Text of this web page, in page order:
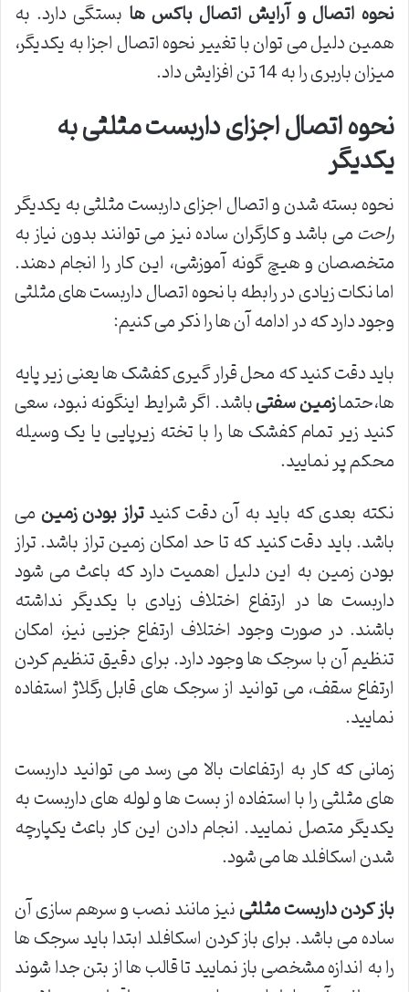
نحوه اتصال و آرایش اتصال باکس ها بستگی دارد. به
همین دلیل می توان با تغییر نحوه اتصال اجزا به یکدیگر،
میزان باربری را به 14 تن افزایش داد.
نحوه اتصال اجزای داربست مثلثی به
یکدیگر
نحوه بسته شدن و اتصال اجزای داربست مثلثی به یکدیگر
راحتمی باشد و کارگران ساده نیز می توانند بدون نیاز به
متخصصان و هیچ گونه آموزشی، این کار را انجام دهند.
اما نکات زیادی در رابطه با نحوه اتصال داربست های مثلثی
وجود دارد که در ادامه آن ها را ذکر می کنیم:
باید دقت کنید که محل قرار گیری کفشک ها یعنی زیر پایه
ها،حتمازمین سفتیباشد. اگر شرایط اینگونه نبود، سعی
کنید زیر تمام کفشک ها را با تخته زیرپایی یا یک وسیله
محکم پر نمایید.
نکته بعدی که باید به آن دقت کنیدتراز بودن زمین می
باشد. باید دقت کنید که تا حد امکان زمین تراز باشد. تراز
بودن زمین به این دلیل اهمیت دارد که باعث می شود
داربست ها در ارتفاع اختلاف زیادی با یکدیگر نداشته
باشند. در صورت وجود اختلاف ارتفاع جزیی نیز، امکان
تنظیم آن با سرجک ها وجود دارد. برای دقیق تنظیم کردن
ارتفاع سقف، می توانید از سرجک های قابل رگلاژ استفاده
نمایید.
زمانی که کار به ارتفاعات بالا می رسد می توانید داربست
های مثلثی را با استفاده از بست ها و لوله های داربست به
یکدیگر متصل نمایید. انجام دادن این کار باعث یکپارچه
شدن اسکافلد ها می شود.
باز کردن داربست مثلثینیز مانند نصب و سرهم سازی آن
ساده می باشد. برای باز کردن اسکافلد ابتدا باید سرجک ها
را به اندازه مشخصی باز نمایید تا قالب ها از بتن جدا شوند